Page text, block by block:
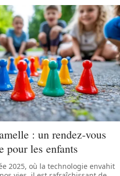
: un rendez-vous
pour les enfants
2025, où la technologie envahit